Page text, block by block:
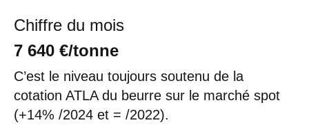
Chiffre du mois
7 640 €/tonne
C’est le niveau toujours soutenu de la
cotation ATLA du beurre sur le marché spot
(+14% /2024 et = /2022).